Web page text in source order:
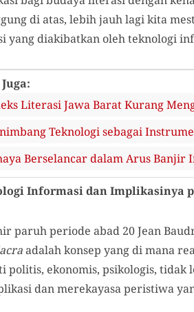
di atas, lebih jauh lagi kita
yang diakibatkan oleh teknologi
Literasi Jawa Barat Kurang
Teknologi sebagai
Berselancar dalam Arus Banjir
Informasi dan Implikasinya
paruh periode abad 20 Jean
adalah konsep yang di mana
politis, ekonomis, psikologis,
dan merekayasa peristiwa